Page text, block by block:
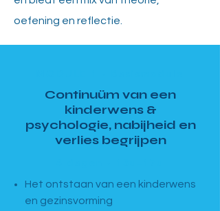
oefening en reflectie.
Continuüm van een
kinderwens &
psychologie, nabijheid en
verlies begrijpen
Het ontstaan van een kinderwens
en gezinsvorming